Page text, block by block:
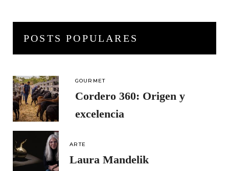
POSTS POPULARES
GOURMET
Cordero 360: Origen y
excelencia
ARTE
Laura Mandelik